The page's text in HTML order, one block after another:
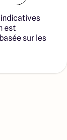
indicatives
est
sur les